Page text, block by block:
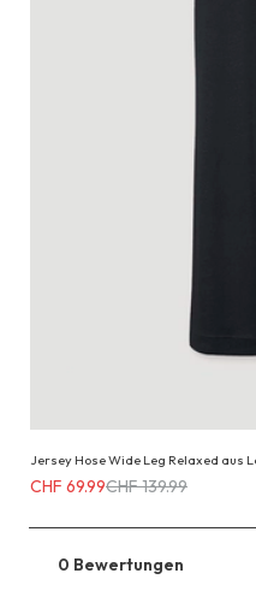
Jersey Hose Wide Leg Relaxed aus
Erhältlich
CHF 69.99
anstatt
CHF 139.99
CHF 69.99CHF 139.99
0 Bewertungen